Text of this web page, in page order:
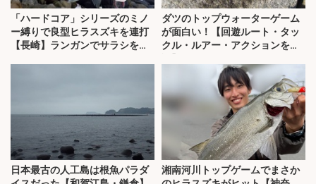
「ハードコア」シリーズのミノ
ー縛りで良型ヒラスズキを連打
【長崎】ランガンでサラシを攻
ダツのトップウォーターゲーム
が面白い！【回遊ルート・タッ
クル・ルアー・アクションを解
日本最古の人工島は根魚パラダ
湘南河川トップゲームでまさか